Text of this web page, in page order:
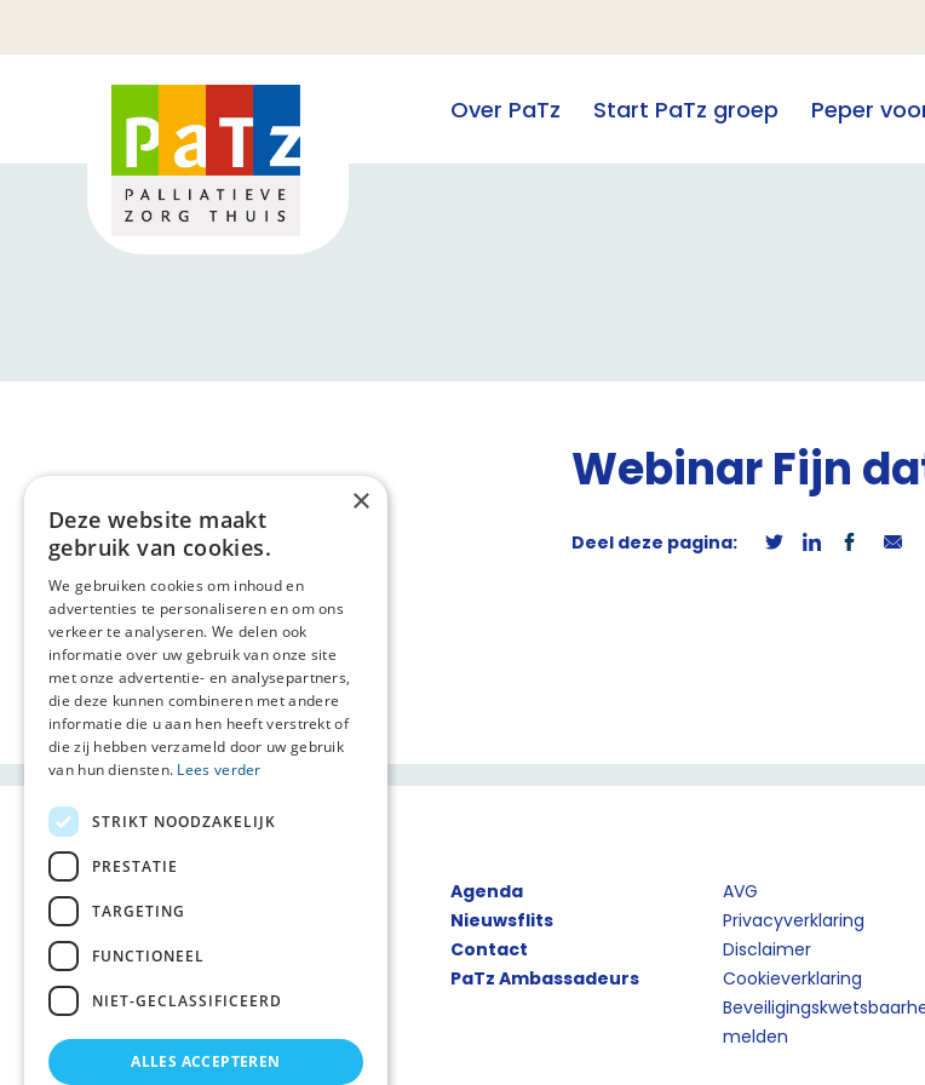
Over PaTz Start PaTz groep Peper
Webinar Fijn
Deel deze pagina:
Agenda
Nieuwsflits
Contact
PaTz Ambassadeurs
AVG
Privacyverklaring
Disclaimer
Cookieverklaring
melden
×
Deze website maakt
gebruik van cookies.
We gebruiken cookies om inhoud en
advertenties te personaliseren en om ons
verkeer te analyseren. We delen ook
informatie over uw gebruik van onze site
met onze advertentie- en analysepartners,
die deze kunnen combineren met andere
informatie die u aan hen heeft verstrekt of
die zij hebben verzameld door uw gebruik
van hun diensten. Lees verder
STRIKT NOODZAKELIJK
PRESTATIE
TARGETING
FUNCTIONEEL
NIET-GECLASSIFICEERD
ALLES ACCEPTEREN